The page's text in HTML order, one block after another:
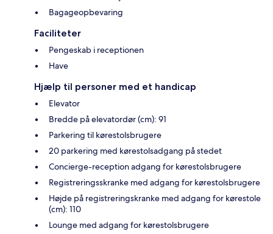
Bagageopbevaring
Faciliteter
Pengeskab i receptionen
Have
Hjælp til personer med et handicap
Elevator
Bredde på elevatordør (cm): 91
Parkering til kørestolsbrugere
20 parkering med kørestolsadgang på stedet
Concierge-reception adgang for kørestolsbrugere
Registreringsskranke med adgang for kørestolsbrugere
Højde på registreringskranke med adgang for kørestole
(cm): 110
Lounge med adgang for kørestolsbrugere